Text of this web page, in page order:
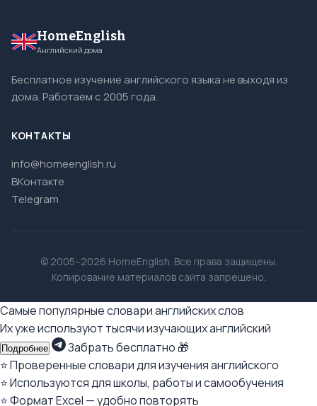
HomeEnglish
Английский дома
Бесплатное изучение английского языка не выходя из
дома. Работаем с 2005 года.
КОНТАКТЫ
info@homeenglish.ru
ВКонтакте
Telegram
© 2005–2026 HomeEnglish. Все права защищены.
Копирование материалов сайта запрещено.
Самые популярные словари английских слов
Их уже используют тысячи изучающих английский
Подробнее
Забрать бесплатно 🎁
⭐ Проверенные словари для изучения английского
⭐ Используются для школы, работы и самообучения
⭐ Формат Excel — удобно повторять